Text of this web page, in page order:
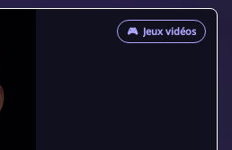
🎮 Jeux vidéos